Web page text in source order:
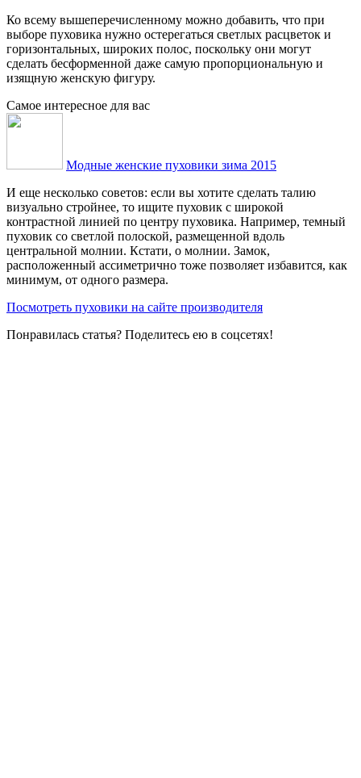
Ко всему вышеперечисленному можно добавить, что при
выборе пуховика нужно остерегаться светлых расцветок и
горизонтальных, широких полос, поскольку они могут
сделать бесформенной даже самую пропорциональную и
изящную женскую фигуру.
Самое интересное для вас
Модные женские пуховики зима 2015
И еще несколько советов: если вы хотите сделать талию
визуально стройнее, то ищите пуховик с широкой
контрастной линией по центру пуховика. Например, темный
пуховик со светлой полоской, размещенной вдоль
центральной молнии. Кстати, о молнии. Замок,
расположенный ассиметрично тоже позволяет избавится, как
минимум, от одного размера.
Посмотреть пуховики на сайте производителя
Понравилась статья? Поделитесь ею в соцсетях!